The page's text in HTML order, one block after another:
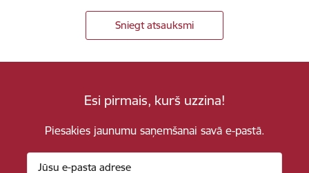
Sniegt atsauksmi
Esi pirmais, kurš uzzina!
Piesakies jaunumu saņemšanai savā e-pastā.